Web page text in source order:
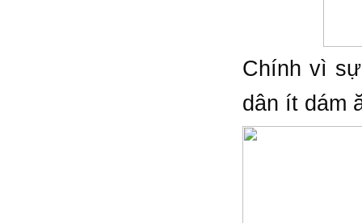
Chính vì
dân ít dám